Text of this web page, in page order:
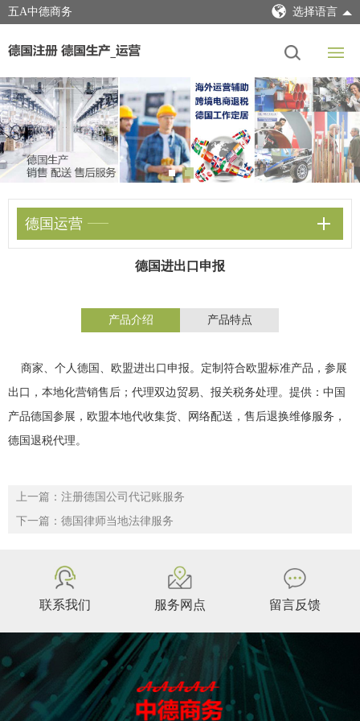
五A中德商务 选择语言
德国运营
德国进出口申报
产品介绍 产品特点
商家、个人德国、欧盟进出口申报。定制符合欧盟标准产品，参展
出口，本地化营销售后；代理双边贸易、报关税务处理。提供：中国
产品德国参展，欧盟本地代收集货、网络配送，售后退换维修服务，
德国退税代理。
上一篇：注册德国公司代记账服务
下一篇：德国律师当地法律服务
联系我们 服务网点 留言反馈